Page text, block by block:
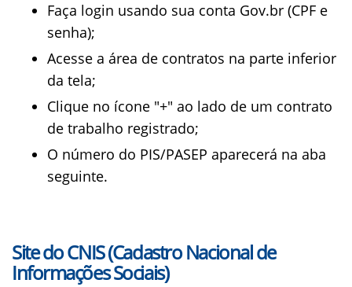
Faça login usando sua conta Gov.br (CPF e
senha);
Acesse a área de contratos na parte inferior
da tela;
Clique no ícone "+" ao lado de um contrato
de trabalho registrado;
O número do PIS/PASEP aparecerá na aba
seguinte.
Site do CNIS (Cadastro Nacional de
Informações Sociais)